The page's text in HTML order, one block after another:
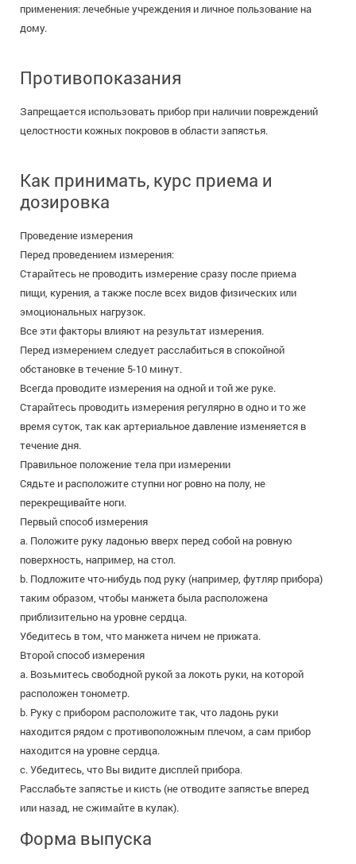
применения: лечебные учреждения и личное пользование на
дому.
Противопоказания
Запрещается использовать прибор при наличии повреждений
целостности кожных покровов в области запястья.
Как принимать, курс приема и
дозировка
Проведение измерения
Перед проведением измерения:
Старайтесь не проводить измерение сразу после приема
пищи, курения, а также после всех видов физических или
эмоциональных нагрузок.
Все эти факторы влияют на результат измерения.
Перед измерением следует расслабиться в спокойной
обстановке в течение 5-10 минут.
Всегда проводите измерения на одной и той же руке.
Старайтесь проводить измерения регулярно в одно и то же
время суток, так как артериальное давление изменяется в
течение дня.
Правильное положение тела при измерении
Сядьте и расположите ступни ног ровно на полу, не
перекрещивайте ноги.
Первый способ измерения
a. Положите руку ладонью вверх перед собой на ровную
поверхность, например, на стол.
b. Подложите что-нибудь под руку (например, футляр прибора)
таким образом, чтобы манжета была расположена
приблизительно на уровне сердца.
Убедитесь в том, что манжета ничем не прижата.
Второй способ измерения
a. Возьмитесь свободной рукой за локоть руки, на которой
расположен тонометр.
b. Руку с прибором расположите так, что ладонь руки
находится рядом с противоположным плечом, а сам прибор
находится на уровне сердца.
c. Убедитесь, что Вы видите дисплей прибора.
Расслабьте запястье и кисть (не отводите запястье вперед
или назад, не сжимайте в кулак).
Форма выпуска